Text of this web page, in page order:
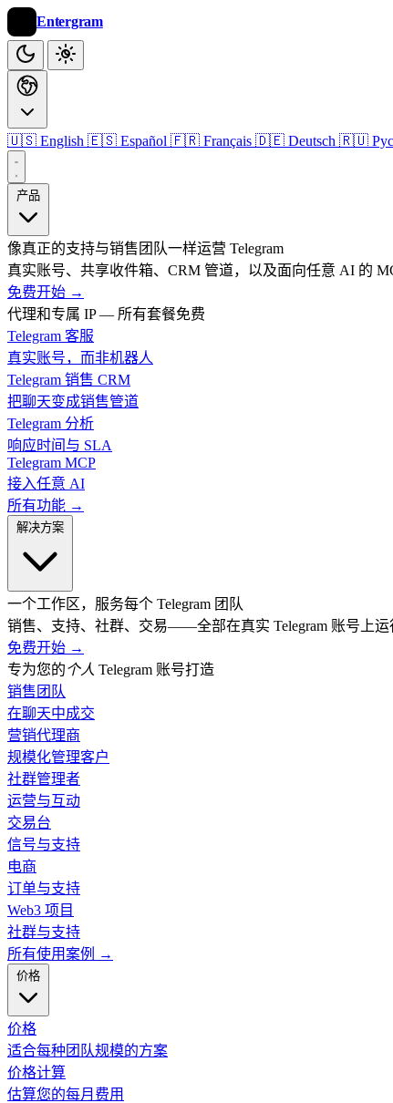
Entergram
🇺🇸 English 🇪🇸 Español 🇫🇷 Français 🇩🇪 Deutsch 🇷🇺
产品
像真正的支持与销售团队一样运营 Telegram
真实账号、共享收件箱、CRM 管道，以及面向任意 AI 的
免费开始 →
代理和专属 IP — 所有套餐免费
Telegram 客服
真实账号，而非机器人
Telegram 销售 CRM
把聊天变成销售管道
Telegram 分析
响应时间与 SLA
Telegram MCP
接入任意 AI
所有功能 →
解决方案
一个工作区，服务每个 Telegram 团队
销售、支持、社群、交易——全部在真实 Telegram 账号上运
免费开始 →
专为您的个人 Telegram 账号打造
销售团队
在聊天中成交
营销代理商
规模化管理客户
社群管理者
运营与互动
交易台
信号与支持
电商
订单与支持
Web3 项目
社群与支持
所有使用案例 →
价格
价格
适合每种团队规模的方案
价格计算
估算您的每月费用